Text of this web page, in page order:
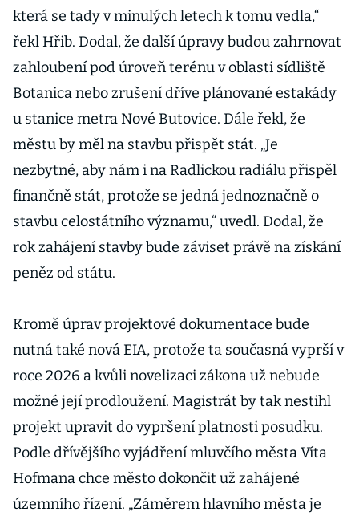
která se tady v minulých letech k tomu vedla,“
řekl Hřib. Dodal, že další úpravy budou zahrnovat
zahloubení pod úroveň terénu v oblasti sídliště
Botanica nebo zrušení dříve plánované estakády
u stanice metra Nové Butovice. Dále řekl, že
městu by měl na stavbu přispět stát. „Je
nezbytné, aby nám i na Radlickou radiálu přispěl
finančně stát, protože se jedná jednoznačně o
stavbu celostátního významu,“ uvedl. Dodal, že
rok zahájení stavby bude záviset právě na získání
peněz od státu.
Kromě úprav projektové dokumentace bude
nutná také nová EIA, protože ta současná vyprší v
roce 2026 a kvůli novelizaci zákona už nebude
možné její prodloužení. Magistrát by tak nestihl
projekt upravit do vypršení platnosti posudku.
Podle dřívějšího vyjádření mluvčího města Víta
Hofmana chce město dokončit už zahájené
územního řízení. „Záměrem hlavního města je